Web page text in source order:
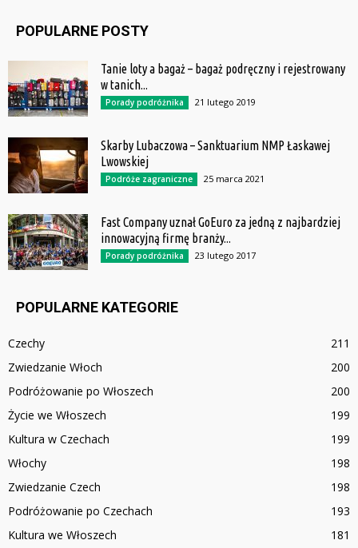
POPULARNE POSTY
Tanie loty a bagaż – bagaż podręczny i rejestrowany
w tanich...
Porady podróżnika 21 lutego 2019
Skarby Lubaczowa – Sanktuarium NMP Łaskawej
Lwowskiej
Podróże zagraniczne 25 marca 2021
Fast Company uznał GoEuro za jedną z najbardziej
innowacyjną firmę branży...
Porady podróżnika 23 lutego 2017
POPULARNE KATEGORIE
Czechy
211
Zwiedzanie Włoch
200
Podróżowanie po Włoszech
200
Życie we Włoszech
199
Kultura w Czechach
199
Włochy
198
Zwiedzanie Czech
198
Podróżowanie po Czechach
193
Kultura we Włoszech
181